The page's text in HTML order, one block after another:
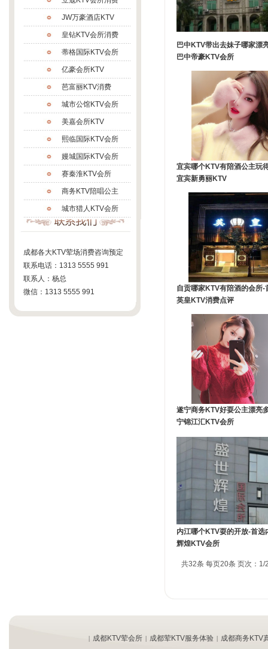
成都各大KTV荤场消费咨询预定
联系电话：1313 5555 991
联系人：杨总
微信：1313 5555 991
JW万豪酒店KTV
皇钻KTV会所消费
蒂格国际KTV会所
亿豪会所KTV
芭富丽KTV消费
城市公馆KTV会所
美嘉会所KTV
熙临国际KTV会所
嫚城国际KTV会所
赛秦淮KTV会所
商务KTV陪唱公主
城市猎人KTV会所
煌钻KTV会所
城市花园KTV会所
御都壹号KTV会所
富丽汇KTV会所
蓉悦汇KTV会所
巴中KTV带出去妹子哪家漂
巴中帝豪KTV会所
宜宾哪个KTV有陪酒公主玩
宜宾新勇丽KTV
自贡哪家KTV有陪酒的会所-
英皇KTV消费点评
遂宁商务KTV好耍公主漂亮
宁锦江汇KTV会所
内江哪个KTV耍的开放-首选
辉煌KTV会所
共32条 每页20条 页次：1/
| 成都KTV荤会所 | 成都荤KTV服务体验 | 成都商务KTV